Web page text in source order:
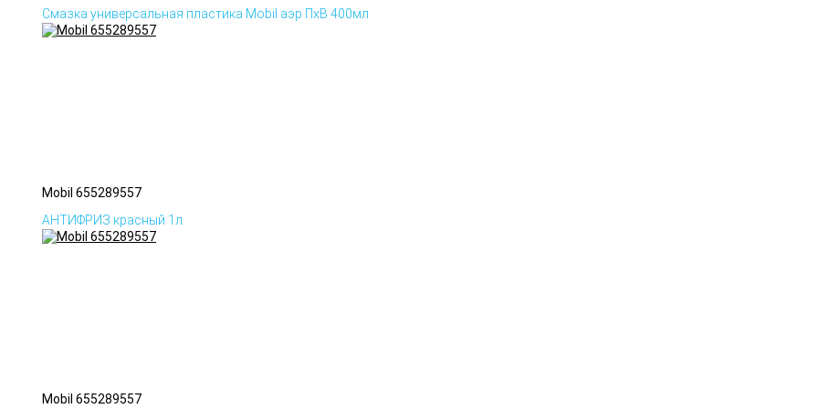
Смазка универсальная пластика Mobil аэр ПхВ 400мл
Mobil 655289557
АНТИФРИЗ красный 1л.
Mobil 655289557